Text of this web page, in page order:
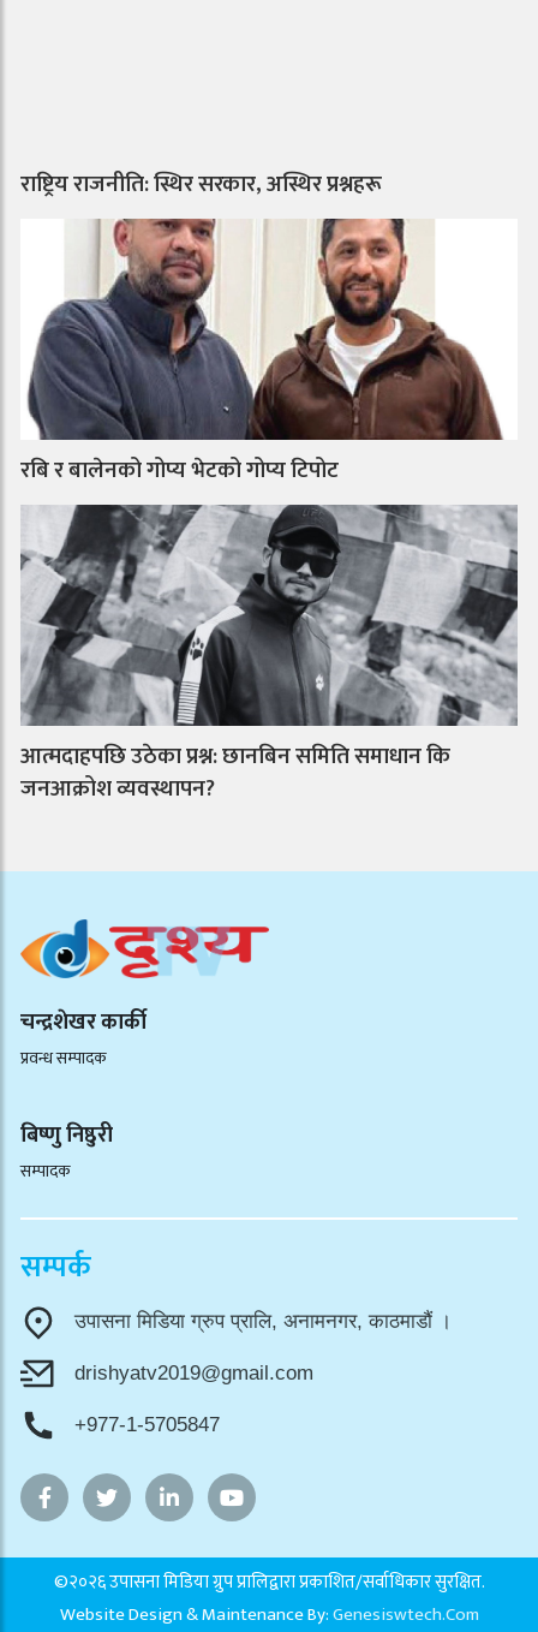
राष्ट्रिय राजनीति: स्थिर सरकार, अस्थिर प्रश्नहरू
रबि र बालेनको गोप्य भेटको गोप्य टिपोट
आत्मदाहपछि उठेका प्रश्न: छानबिन समिति समाधान कि
जनआक्रोश व्यवस्थापन?
चन्द्रशेखर कार्की
प्रवन्ध सम्पादक
बिष्णु निष्ठुरी
सम्पादक
सम्पर्क
उपासना मिडिया ग्रुप प्रालि, अनामनगर, काठमाडौं ।
drishyatv2019@gmail.com
+977-1-5705847
©२०२६ उपासना मिडिया ग्रुप प्रालिद्वारा प्रकाशित/सर्वाधिकार सुरक्षित.
Website Design & Maintenance By:Genesiswtech.com